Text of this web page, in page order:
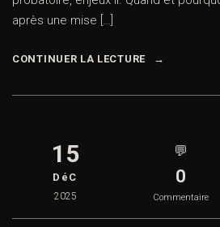
après une mise […]
CONTINUER LA LECTURE
15
DéC
2025
💬
0
Commentaire